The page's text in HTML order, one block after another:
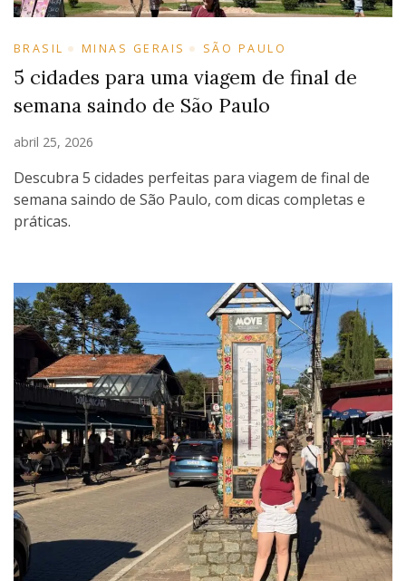
BRASIL MINAS GERAIS SÃO PAULO
5 cidades para uma viagem de final de
semana saindo de São Paulo
abril 25, 2026
Descubra 5 cidades perfeitas para viagem de final de
semana saindo de São Paulo, com dicas completas e
práticas.